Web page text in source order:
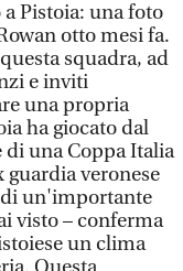
Pistoia: una foto
otto mesi fa.
squadra, ad
e inviti
una propria
ha giocato dal
di una Coppa Italia
guardia veronese
di un'importante
visto – conferma
un clima